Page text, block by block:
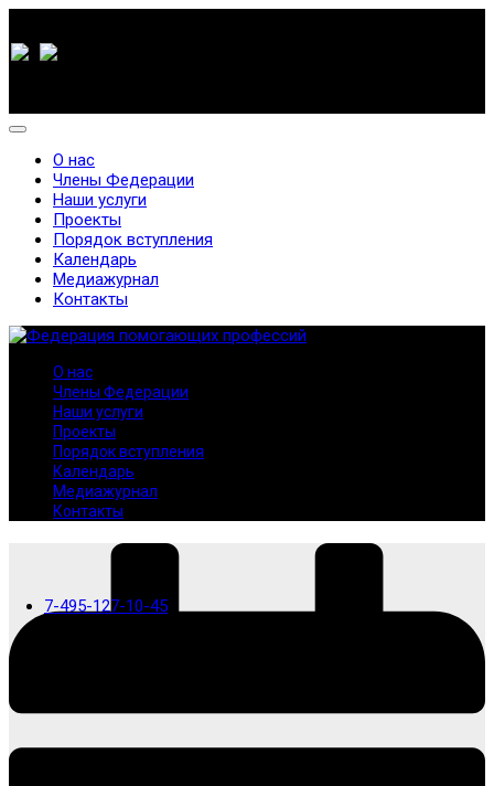
7-495-127-10-45
О нас
Члены Федерации
Наши услуги
Проекты
Порядок вступления
Календарь
Медиажурнал
Контакты
О нас
Члены Федерации
Наши услуги
Проекты
Порядок вступления
Календарь
Медиажурнал
Контакты